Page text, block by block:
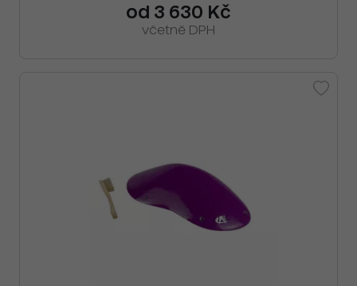
od 3 630 Kč
včetně DPH